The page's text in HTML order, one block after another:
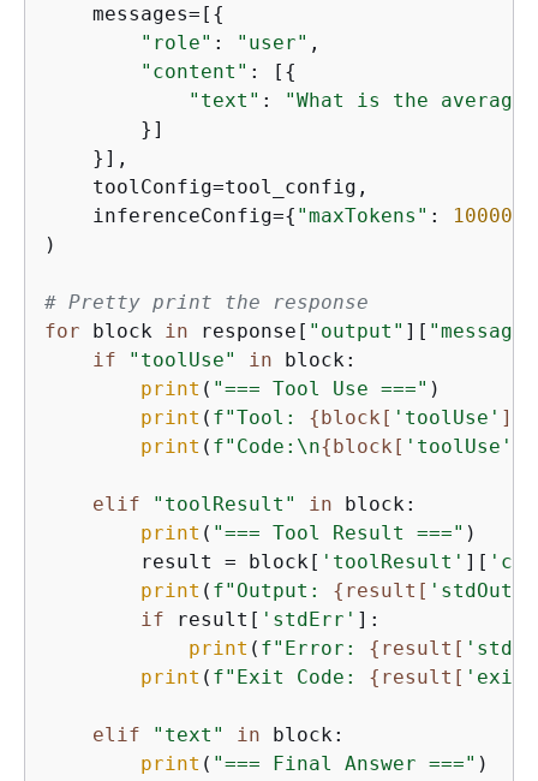
    messages=[
{
"role" : "user" ,
"content" : [ {
"text" :
"What is the
        }]
    }],
    toolConfig=tool_config,
    inferenceConfig=
{ "maxTokens" : 10000
)
# Pretty print the response
for block in response[ "output" ][ "message"
if
"toolUse" in block:
print ( "=== Tool Use ===" )
print ( f"Tool: {block[ 'toolUse' ][
print ( f"Code:\n{block[ 'toolUse'
elif "toolResult" in block:
print ( "=== Tool Result ===" )
        result = block[
'toolResult' ][
print ( f"Output: { result[ 'stdOut'
if result[ 'stdErr' ]:
print ( f"Error: { result[
print ( f"Exit Code: { result[
elif "text" in block:
print ( "=== Final Answer ===" )